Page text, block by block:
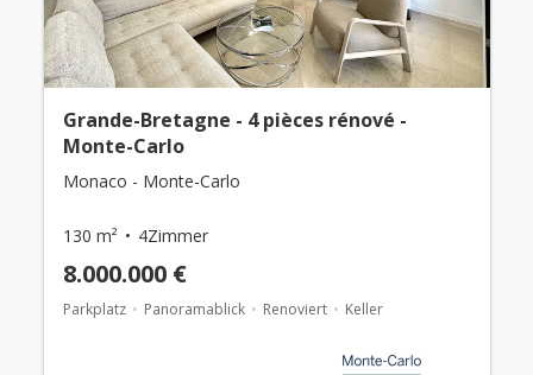
Grande-Bretagne - 4 pièces rénové -
Monte-Carlo
Monaco - Monte-Carlo
130 m² 4Zimmer
8.000.000 €
Parkplatz Panoramablick Renoviert Keller